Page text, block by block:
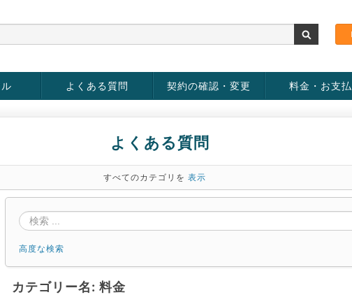
よくある質問 契約の確認・変更 料金・お支払
よくある質問
すべてのカテゴリを 表示
高度な検索
カテゴリー名: 料金